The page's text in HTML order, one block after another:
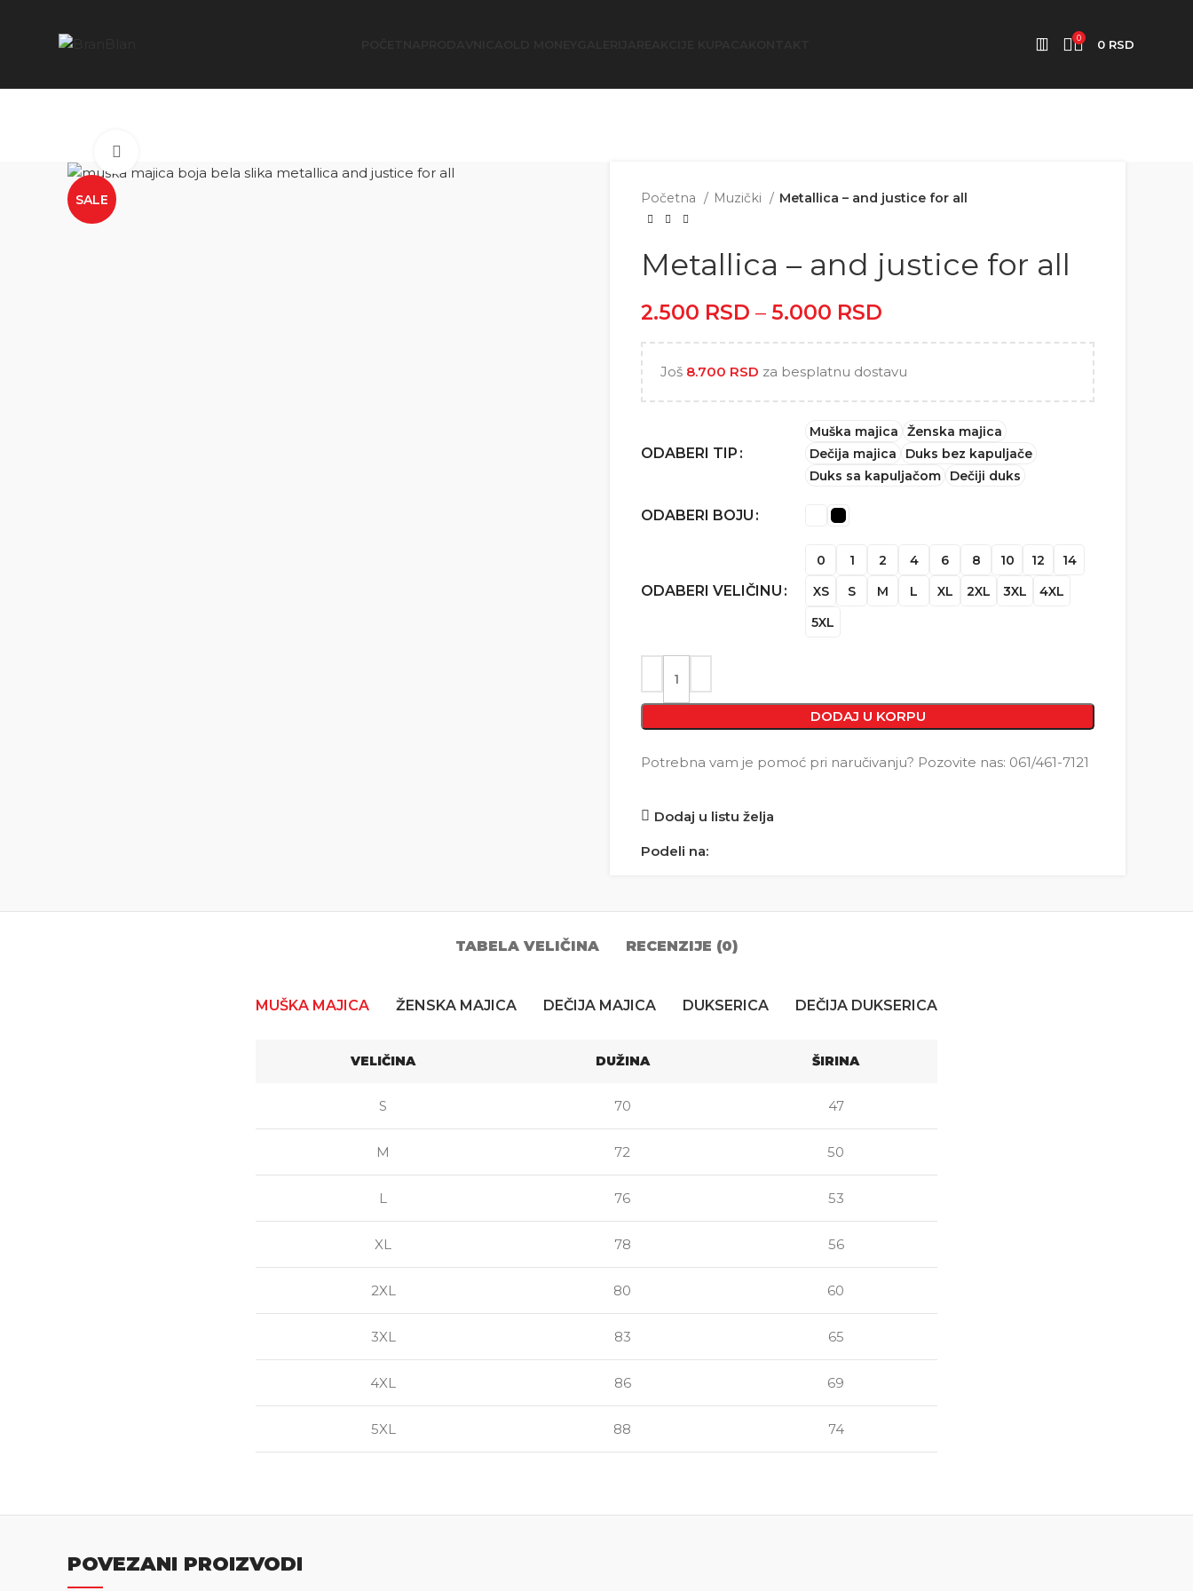
0 0 RSD
SALE Početna Muzički Metallica – and justice for all
Metallica – and justice for all
2.500 RSD – 5.000 RSD
2.500 RSD do 5.000 RSD
Još 8.700 RSD za besplatnu dostavu
ODABERI TIP
Muška majica
Ženska majica
Dečija majica
Duks bez kapuljače
Duks sa kapuljačom
Dečiji duks
ODABERI BOJU
ODABERI VELIČINU
0 1 2 4 6 8 10 12
14
XS
S M L XL 2XL 3XL
4XL
5XL
DODAJ U KORPU
Potrebna vam je pomoć pri naručivanju? Pozovite nas: 061/461-7121
Dodaj u listu želja
Podeli na:
TABELA VELIČINA RECENZIJE (0)
MUŠKA MAJICA ŽENSKA MAJICA DEČIJA MAJICA DUKSERICA DEČIJA DUKSERICA
VELIČINA DUŽINA ŠIRINA
S 70 47
M 72 50
L 76 53
XL 78 56
2XL 80 60
3XL 83 65
4XL 86 69
5XL 88 74
POVEZANI PROIZVODI